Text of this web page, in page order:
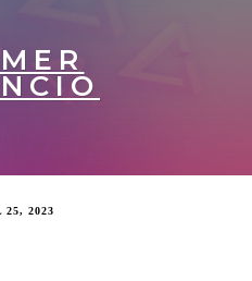
25, 2023